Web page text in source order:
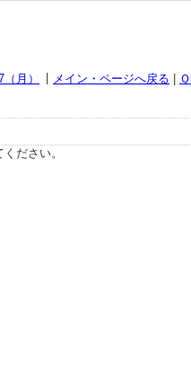
月） メイン・ページへ戻る
ください。